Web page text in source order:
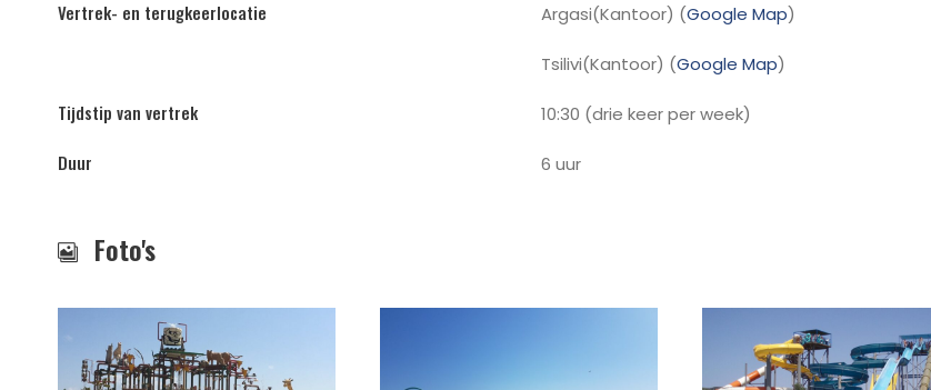
Vertrek- en terugkeerlocatie Argasi(Kantoor) (Google Map)
Tsilivi(Kantoor) (Google Map)
Tijdstip van vertrek 10:30 (drie keer per week)
Duur 6 uur
Foto's